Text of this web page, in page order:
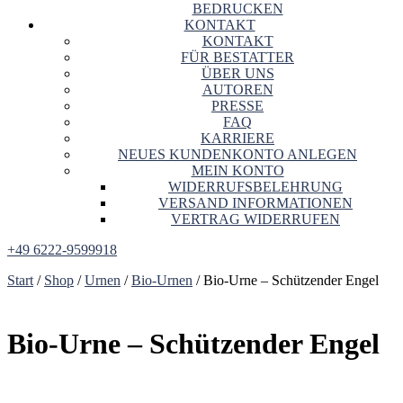
BEDRUCKEN
KONTAKT
KONTAKT
FÜR BESTATTER
ÜBER UNS
AUTOREN
PRESSE
FAQ
KARRIERE
NEUES KUNDENKONTO ANLEGEN
MEIN KONTO
WIDERRUFSBELEHRUNG
VERSAND INFORMATIONEN
VERTRAG WIDERRUFEN
+49 6222-9599918
Start / Shop /Urnen /Bio-Urnen / Bio-Urne – Schützender Engel
Bio-Urne – Schützender Engel